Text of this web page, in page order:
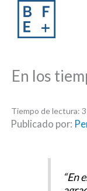
content
En los
Tiempo de lectura: 3
Publicado por:
“En